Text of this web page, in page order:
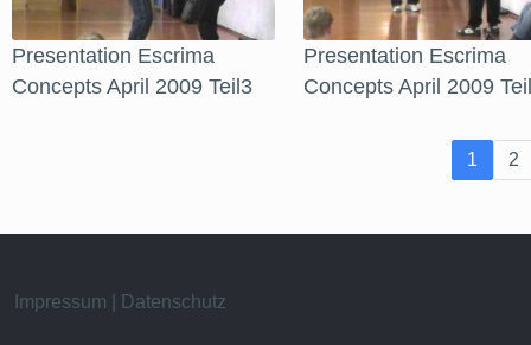
Presentation Escrima
Concepts April 2009 Teil3
Presentation Escrima
Concepts April 2009
1 2
Impressum | Datenschutz